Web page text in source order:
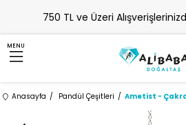
750 TL ve Üzeri
MENU
Anasayfa Pandül Çeşitleri Ametist -